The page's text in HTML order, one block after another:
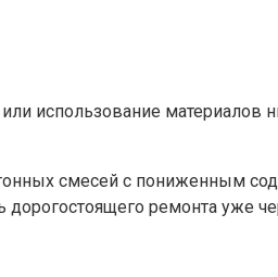
использование материалов
смесей с пониженным
ремонта уже